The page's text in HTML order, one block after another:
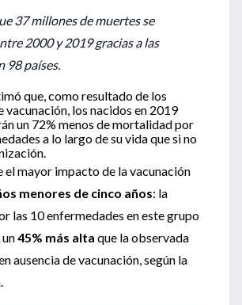
37 millones de muertes se
2000 y 2019 gracias a las
98 países.
que, como resultado de los
vacunación, los nacidos en 2019
un 72% menos de mortalidad por
a lo largo de su vida que si no
el mayor impacto de la vacunación
menores de cinco años: la
las 10 enfermedades en este grupo
45% más alta que la observada
ausencia de vacunación, según la